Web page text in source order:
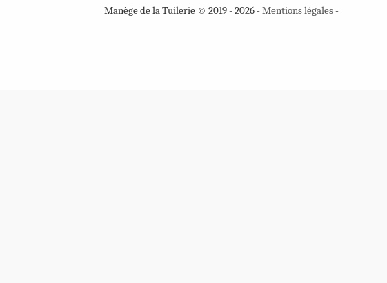
Manège de la Tuilerie © 2019 - 2026 -Mentions légales-